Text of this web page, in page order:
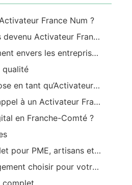
Activateur France Num ?
Pourquoi je suis devenu Activateur France Num ?
Un engagement envers les entreprises locales
qualité
Ce que je propose en tant qu’Activateur France Num
Pourquoi faire appel à un Activateur France Num ?
en Franche-Comté ?
Guide complet pour PME, artisans et commerçants
Quel hébergement choisir pour votre site internet ? Comparatif pratique pour les entreprises locales
complet